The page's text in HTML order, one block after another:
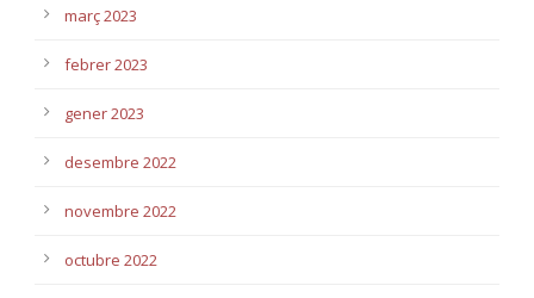
març 2023
febrer 2023
gener 2023
desembre 2022
novembre 2022
octubre 2022